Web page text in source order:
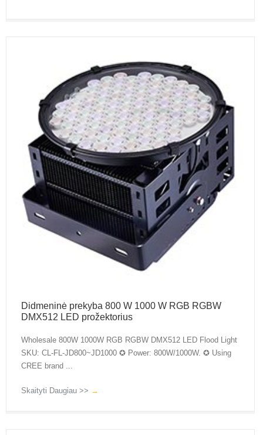
Didmeninė prekyba 800 W 1000 W RGB RGBW
DMX512 LED prožektorius
Wholesale 800W 1000W RGB RGBW DMX512 LED Flood Light
SKU: CL-FL-JD800~JD1000 ✪ Power: 800W/1000W. ✪ Using
CREE brand ...
Skaityti Daugiau >> →